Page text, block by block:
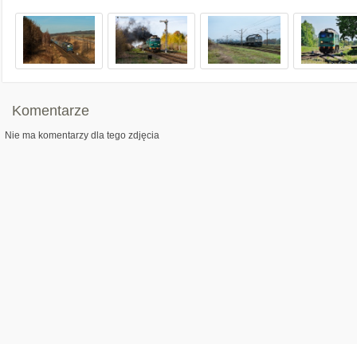
Komentarze
Nie ma komentarzy dla tego zdjęcia